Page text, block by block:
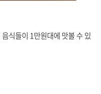
식들이 1만원대에 맛볼 수 있